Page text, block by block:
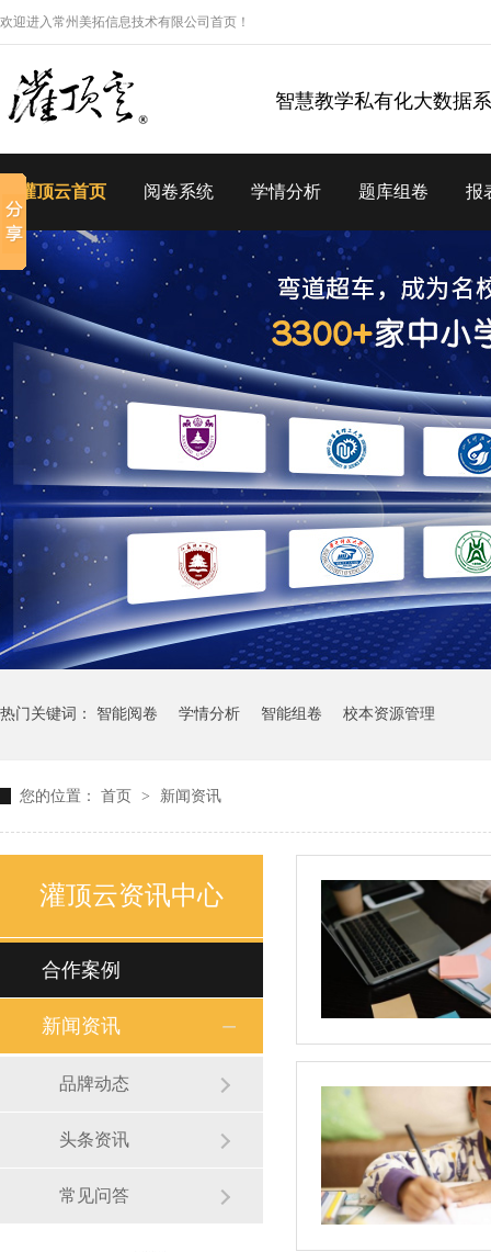
欢迎进入常州美拓信息技术有限公司首页！
智慧教学私有化大数据
灌顶云首页 阅卷系统 学情分析 题库组卷 报
热门关键词： 智能阅卷 学情分析 智能组卷 校本资源管理
您的位置： 首页 > 新闻资讯
灌顶云资讯中心
合作案例
新闻资讯
品牌动态
头条资讯
常见问答